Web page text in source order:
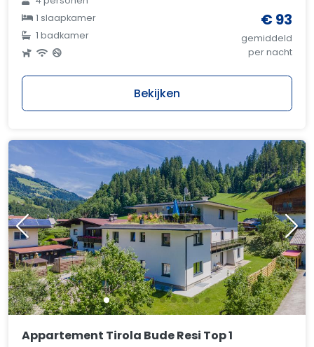
1 slaapkamer
1 badkamer
€ 93
gemiddeld
per nacht
Bekijken
Appartement Tirola Bude Resi Top 1